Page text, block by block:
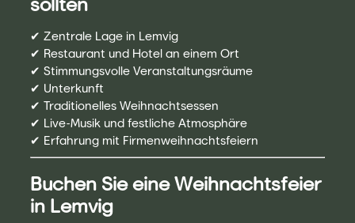
sollten
✔ Zentrale Lage in Lemvig
✔ Restaurant und Hotel an einem Ort
✔ Stimmungsvolle Veranstaltungsräume
✔ Unterkunft
✔ Traditionelles Weihnachtsessen
✔ Live-Musik und festliche Atmosphäre
✔ Erfahrung mit Firmenweihnachtsfeiern
Buchen Sie eine Weihnachtsfeier
in Lemvig